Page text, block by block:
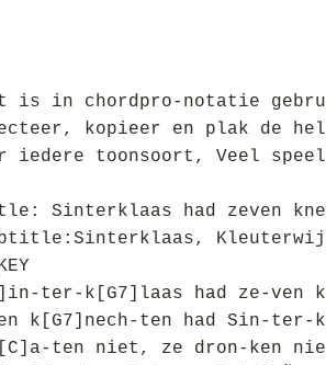
is in chordpro-notatie
kopieer en plak de
iedere toonsoort, Veel
Sinterklaas had zeven
ter-k[G7]laas had ze-ven
k[G7]nech-ten had Sin-ter-
ten niet, ze dron-ken